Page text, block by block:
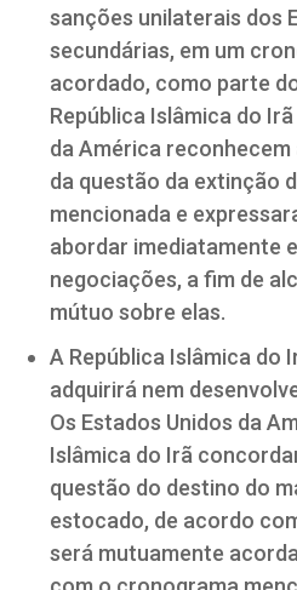
sanções unilaterais dos
secundárias, em um
acordado, como parte
República Islâmica do
da América
da questão da extinção
mencionada e
abordar imediatamente
negociações, a fim de
mútuo sobre elas.
A República Islâmica do
adquirirá nem
Os Estados Unidos da
Islâmica do Irã
questão do destino do
estocado, de acordo
será mutuamente